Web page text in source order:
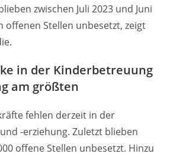
zwischen Juli 2023 und Juni
offenen Stellen unbesetzt, zeigt
in der Kinderbetreuung
am größten
fehlen derzeit in der
-erziehung. Zuletzt blieben
offene Stellen unbesetzt. Hinzu